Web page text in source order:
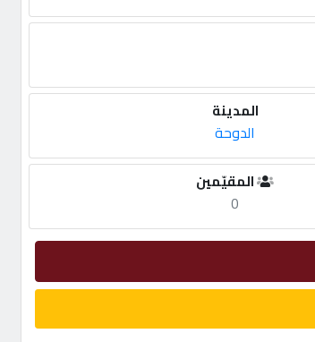
المدينة
الدوحة
المقيّمين
0